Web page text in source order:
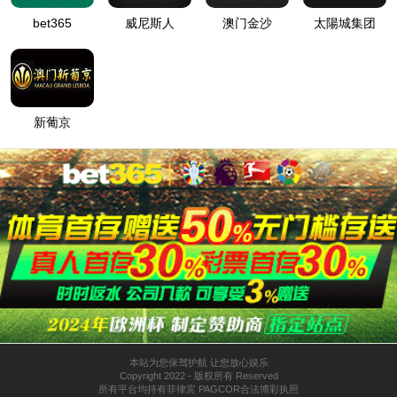
机器人及自动化
管/棒端加工自动化
电子与智能化工程
关于我们
公司简介
新闻中心
联系我们
太阳成tyc7111cc